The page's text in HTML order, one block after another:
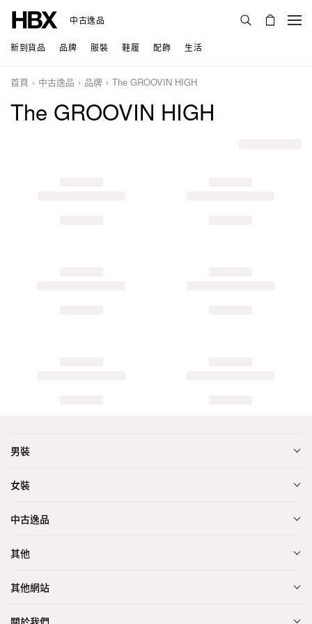
中古逸品
新到貨品 品牌 服裝 鞋履 配飾 生活
首頁 中古逸品 品牌 The GROOVIN HIGH
The GROOVIN HIGH
男裝
女裝
中古逸品
其他
其他網站
關於我們